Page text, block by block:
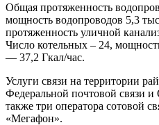
Общая протяженность
мощность водопроводов 5,3
протяженность уличной
Число котельных – 24,
— 37,2 Гкал/час.
Услуги связи на территории
Федеральной почтовой связи
также три оператора сотовой
«Мегафон».